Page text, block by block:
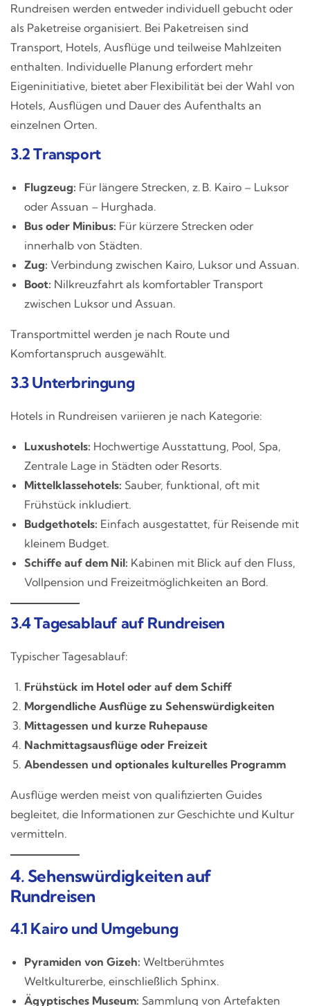
Rundreisen werden entweder individuell gebucht oder
als Paketreise organisiert. Bei Paketreisen sind
Transport, Hotels, Ausflüge und teilweise Mahlzeiten
enthalten. Individuelle Planung erfordert mehr
Eigeninitiative, bietet aber Flexibilität bei der Wahl von
Hotels, Ausflügen und Dauer des Aufenthalts an
einzelnen Orten.
3.2 Transport
Flugzeug: Für längere Strecken, z. B. Kairo – Luksor
oder Assuan – Hurghada.
Bus oder Minibus: Für kürzere Strecken oder
innerhalb von Städten.
Zug: Verbindung zwischen Kairo, Luksor und Assuan.
Boot: Nilkreuzfahrt als komfortabler Transport
zwischen Luksor und Assuan.
Transportmittel werden je nach Route und
Komfortanspruch ausgewählt.
3.3 Unterbringung
Hotels in Rundreisen variieren je nach Kategorie:
Luxushotels: Hochwertige Ausstattung, Pool, Spa,
Zentrale Lage in Städten oder Resorts.
Mittelklassehotels: Sauber, funktional, oft mit
Frühstück inkludiert.
Budgethotels: Einfach ausgestattet, für Reisende mit
kleinem Budget.
Schiffe auf dem Nil: Kabinen mit Blick auf den Fluss,
Vollpension und Freizeitmöglichkeiten an Bord.
3.4 Tagesablauf auf Rundreisen
Typischer Tagesablauf:
Frühstück im Hotel oder auf dem Schiff
Morgendliche Ausflüge zu Sehenswürdigkeiten
Mittagessen und kurze Ruhepause
Nachmittagsausflüge oder Freizeit
Abendessen und optionales kulturelles Programm
Ausflüge werden meist von qualifizierten Guides
begleitet, die Informationen zur Geschichte und Kultur
vermitteln.
4. Sehenswürdigkeiten auf
Rundreisen
4.1 Kairo und Umgebung
Pyramiden von Gizeh: Weltberühmtes
Weltkulturerbe, einschließlich Sphinx.
Ägyptisches Museum: Sammlung von Artefakten